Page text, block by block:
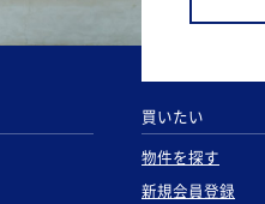
買いたい
物件を探す
新規会員登録